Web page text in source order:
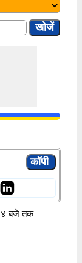
४ बजे तक